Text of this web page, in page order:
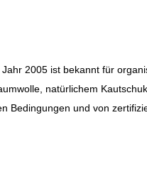
2005 ist bekannt für
natürlichem
Bedingungen und von